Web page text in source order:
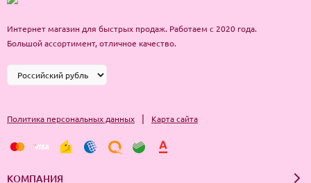
Интернет магазин для быстрых продаж. Работаем с 2020 года.
Большой ассортимент, отличное качество.
Политика персональных данных | Карта сайта
КОМПАНИЯ